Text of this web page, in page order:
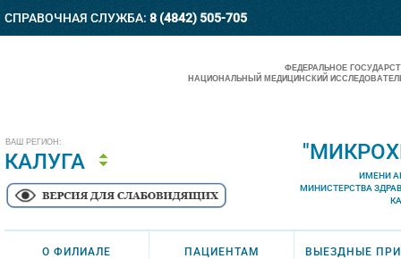
СПРАВОЧНАЯ СЛУЖБА: 8 (4842) 505-705
ВАШ РЕГИОН:
КАЛУГА
ФЕДЕРАЛЬНОЕ
НАЦИОНАЛЬНЫЙ МЕДИЦИНСКИЙ
ИМЕНИ
МИНИСТЕРСТВА
О ФИЛИАЛЕ ПАЦИЕНТАМ ВЫЕЗДНЫЕ